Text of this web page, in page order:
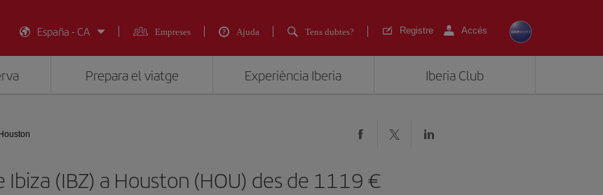
España - CA
Empreses Ajuda Tens dubtes? Registre Accés
Prepara el viatge Experiència Iberia Iberia Club
Ibiza (IBZ) a Houston (HOU) des de 1119